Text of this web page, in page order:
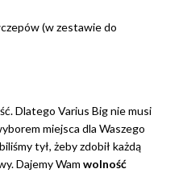
(w zestawie do
Dlatego Varius Big nie musi
miejsca dla Waszego
tył, żeby zdobił każdą
Dajemy Wam wolność